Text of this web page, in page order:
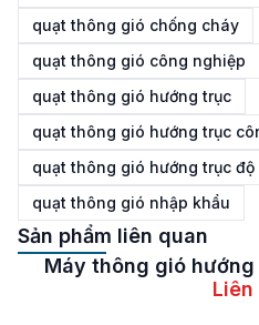
quạt thông gió chống cháy
quạt thông gió công nghiệp
quạt thông gió hướng trục
quạt thông gió hướng trục
quạt thông gió hướng trục
quạt thông gió nhập khẩu
Sản phẩm liên quan
Máy thông gió hướng
Liên